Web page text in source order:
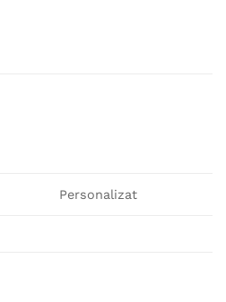
Personalizat